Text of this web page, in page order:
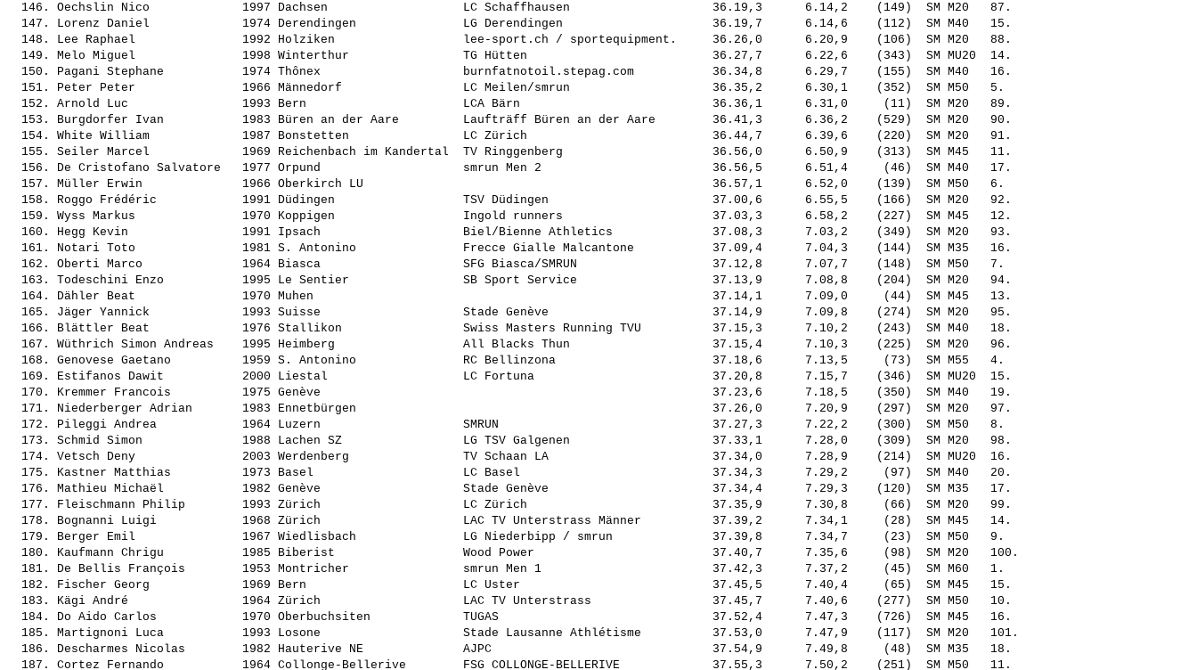
  146.
Oechslin Nico
1997 Dachsen                   LC Schaffhausen                    36.19,3      6.14,2    (149)  SM M20   87.
  147.
Lorenz Daniel
1974 Derendingen               LG Derendingen                     36.19,7      6.14,6    (112)  SM M40   15.
  148.
Lee Raphael
1992 Holziken                  lee-sport.ch / sportequipment.     36.26,0      6.20,9    (106)  SM M20   88.
  149.
Melo Miguel
1998 Winterthur                TG Hütten                          36.27,7      6.22,6    (343)  SM MU20  14.
  150.
Pagani Stephane
1974 Thônex                    burnfatnotoil.stepag.com           36.34,8      6.29,7    (155)  SM M40   16.
  151.
Peter Peter
1966 Männedorf                 LC Meilen/smrun                    36.35,2      6.30,1    (352)  SM M50   5.
  152.
Arnold Luc
1993 Bern                      LCA Bärn                           36.36,1      6.31,0     (11)  SM M20   89.
  153.
Burgdorfer Ivan
1983 Büren an der Aare         Laufträff Büren an der Aare        36.41,3      6.36,2    (529)  SM M20   90.
  154.
White William
1987 Bonstetten                LC Zürich                          36.44,7      6.39,6    (220)  SM M20   91.
  155.
Seiler Marcel
1969 Reichenbach im Kandertal  TV Ringgenberg                     36.56,0      6.50,9    (313)  SM M45   11.
  156.
De Cristofano Salvatore
1977 Orpund                    smrun Men 2                        36.56,5      6.51,4     (46)  SM M40   17.
  157.
Müller Erwin
1966 Oberkirch LU                                                 36.57,1      6.52,0    (139)  SM M50   6.
  158.
Roggo Frédéric
1991 Düdingen                  TSV Düdingen                       37.00,6      6.55,5    (166)  SM M20   92.
  159.
Wyss Markus
1970 Koppigen                  Ingold runners                     37.03,3      6.58,2    (227)  SM M45   12.
  160.
Hegg Kevin
1991 Ipsach                    Biel/Bienne Athletics              37.08,3      7.03,2    (349)  SM M20   93.
  161.
Notari Toto
1981 S. Antonino               Frecce Gialle Malcantone           37.09,4      7.04,3    (144)  SM M35   16.
  162.
Oberti Marco
1964 Biasca                    SFG Biasca/SMRUN                   37.12,8      7.07,7    (148)  SM M50   7.
  163.
Todeschini Enzo
1995 Le Sentier                SB Sport Service                   37.13,9      7.08,8    (204)  SM M20   94.
  164.
Dähler Beat
1970 Muhen                                                        37.14,1      7.09,0     (44)  SM M45   13.
  165.
Jäger Yannick
1993 Suisse                    Stade Genève                       37.14,9      7.09,8    (274)  SM M20   95.
  166.
Blättler Beat
1976 Stallikon                 Swiss Masters Running TVU          37.15,3      7.10,2    (243)  SM M40   18.
  167.
Wüthrich Simon Andreas
1995 Heimberg                  All Blacks Thun                    37.15,4      7.10,3    (225)  SM M20   96.
  168.
Genovese Gaetano
1959 S. Antonino               RC Bellinzona                      37.18,6      7.13,5     (73)  SM M55   4.
  169.
Estifanos Dawit
2000 Liestal                   LC Fortuna                         37.20,8      7.15,7    (346)  SM MU20  15.
  170.
Kremmer Francois
1975 Genève                                                       37.23,6      7.18,5    (350)  SM M40   19.
  171.
Niederberger Adrian
1983 Ennetbürgen                                                  37.26,0      7.20,9    (297)  SM M20   97.
  172.
Pileggi Andrea
1964 Luzern                    SMRUN                              37.27,3      7.22,2    (300)  SM M50   8.
  173.
Schmid Simon
1988 Lachen SZ                 LG TSV Galgenen                    37.33,1      7.28,0    (309)  SM M20   98.
  174.
Vetsch Deny
2003 Werdenberg                TV Schaan LA                       37.34,0      7.28,9    (214)  SM MU20  16.
  175.
Kastner Matthias
1973 Basel                     LC Basel                           37.34,3      7.29,2     (97)  SM M40   20.
  176.
Mathieu Michaël
1982 Genève                    Stade Genève                       37.34,4      7.29,3    (120)  SM M35   17.
  177.
Fleischmann Philip
1993 Zürich                    LC Zürich                          37.35,9      7.30,8     (66)  SM M20   99.
  178.
Bognanni Luigi
1968 Zürich                    LAC TV Unterstrass Männer          37.39,2      7.34,1     (28)  SM M45   14.
  179.
Berger Emil
1967 Wiedlisbach               LG Niederbipp / smrun              37.39,8      7.34,7     (23)  SM M50   9.
  180.
Kaufmann Chrigu
1985 Biberist                  Wood Power                         37.40,7      7.35,6     (98)  SM M20   100.
  181.
De Bellis François
1953 Montricher                smrun Men 1                        37.42,3      7.37,2     (45)  SM M60   1.
  182.
Fischer Georg
1969 Bern                      LC Uster                           37.45,5      7.40,4     (65)  SM M45   15.
  183.
Kägi André
1964 Zürich                    LAC TV Unterstrass                 37.45,7      7.40,6    (277)  SM M50   10.
  184.
Do Aido Carlos
1970 Oberbuchsiten             TUGAS                              37.52,4      7.47,3    (726)  SM M45   16.
  185.
Martignoni Luca
1993 Losone                    Stade Lausanne Athlétisme          37.53,0      7.47,9    (117)  SM M20   101.
  186.
Descharmes Nicolas
1982 Hauterive NE              AJPC                               37.54,9      7.49,8     (48)  SM M35   18.
  187.
Cortez Fernando 1964 Collonge-Bellerive        FSG COLLONGE-BELLERIVE             37.55,3      7.50,2    (251)  SM M50   11.